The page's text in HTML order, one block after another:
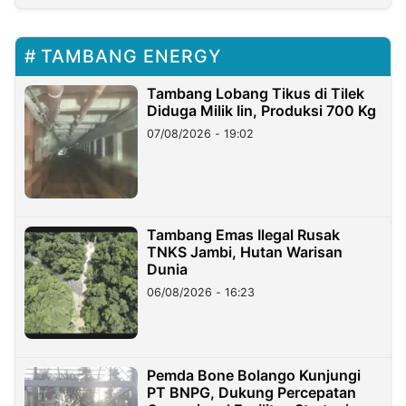
TAMBANG ENERGY
Tambang Lobang Tikus di Tilek
Diduga Milik Iin, Produksi 700 Kg
07/08/2026 - 19:02
Tambang Emas Ilegal Rusak
TNKS Jambi, Hutan Warisan
Dunia
06/08/2026 - 16:23
Pemda Bone Bolango Kunjungi
PT BNPG, Dukung Percepatan